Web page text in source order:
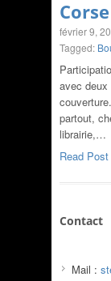
février 9,
Tagged:
avec
partout,
librairie,…
Read
Contact
Mail :